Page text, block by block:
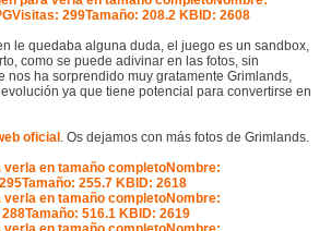
le quedaba alguna duda, el juego es un sandbox,
como se puede adivinar en las fotos, sin
nos ha sorprendido muy gratamente Grimlands,
ya que tiene potencial para convertirse en
oficial . Os dejamos con más fotos de Grimlands.